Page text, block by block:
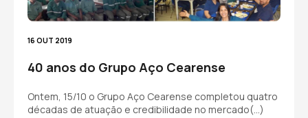
16 OUT 2019
40 anos do Grupo Aço Cearense
Ontem, 15/10 o Grupo Aço Cearense completou quatro
décadas de atuação e credibilidade no mercado(…)